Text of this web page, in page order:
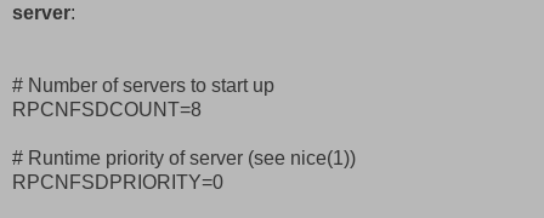
server:
# Number of servers to start up
RPCNFSDCOUNT=8
# Runtime priority of server (see nice(1))
RPCNFSDPRIORITY=0